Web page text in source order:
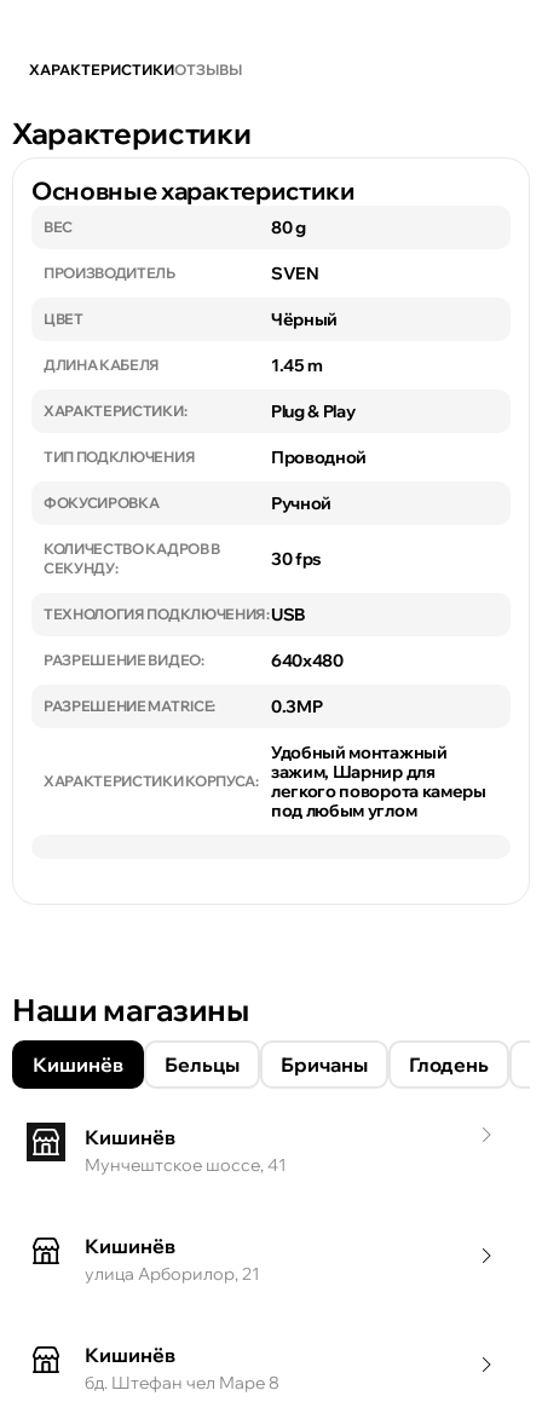
ХАРАКТЕРИСТИКИОТЗЫВЫ
Характеристики
Основные характеристики
ВЕС 80 g
ПРОИЗВОДИТЕЛЬ SVEN
ЦВЕТ Чёрный
ДЛИНА КАБЕЛЯ 1.45 m
ХАРАКТЕРИСТИКИ: Plug & Play
ТИП ПОДКЛЮЧЕНИЯ Проводной
ФОКУСИРОВКА Ручной
КОЛИЧЕСТВО КАДРОВ В
СЕКУНДУ:
30 fps
ТЕХНОЛОГИЯ ПОДКЛЮЧЕНИЯ:USB
РАЗРЕШЕНИЕ ВИДЕО: 640x480
РАЗРЕШЕНИЕ MATRICE: 0.3MP
ХАРАКТЕРИСТИКИ КОРПУСА:
Удобный монтажный
зажим, Шарнир для
легкого поворота камеры
под любым углом
Наши магазины
Кишинёв Бельцы Бричаны Глодень
Кишинёв
Мунчештское шоссе, 41
Кишинёв
улица Арборилор, 21
Кишинёв
бд. Штефан чел Маре 8